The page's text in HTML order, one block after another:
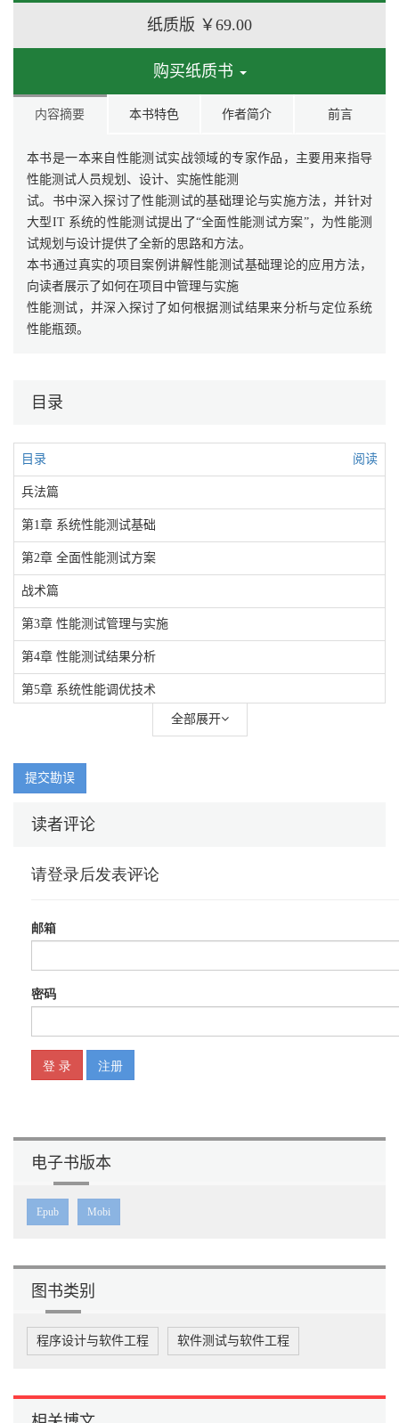
纸质版 ￥69.00
购买纸质书
内容摘要 本书特色 作者简介 前言
本书是一本来自性能测试实战领域的专家作品，主要用来指导
性能测试人员规划、设计、实施性能测
试。书中深入探讨了性能测试的基础理论与实施方法，并针对
大型IT 系统的性能测试提出了“全面性能测试方案”，为性能测
试规划与设计提供了全新的思路和方法。
本书通过真实的项目案例讲解性能测试基础理论的应用方法，
向读者展示了如何在项目中管理与实施
性能测试，并深入探讨了如何根据测试结果来分析与定位系统
性能瓶颈。
目录
目录 阅读
兵法篇
第1章 系统性能测试基础
第2章 全面性能测试方案
战术篇
第3章 性能测试管理与实施
第4章 性能测试结果分析
第5章 系统性能调优技术
第8章 电子政务系统测试案例
全部展开
提交勘误
读者评论
电子书版本
Epub Mobi
图书类别
程序设计与软件工程 软件测试与软件工程